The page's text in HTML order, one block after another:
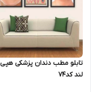
تابلو مطب دندان پزشکی هپی
لند کد74